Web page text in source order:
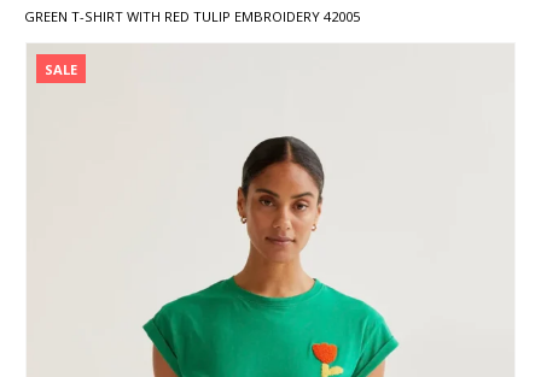
GREEN T-SHIRT WITH RED TULIP EMBROIDERY 42005
SALE